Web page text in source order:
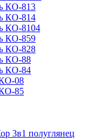
КО-813
КО-814
КО-8104
КО-859
КО-828
КО-88
КО-84
08
85
3в1 полуглянец